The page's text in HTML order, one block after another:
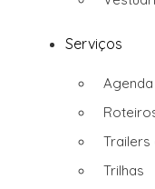
Serviços
Trailers
Trilhas